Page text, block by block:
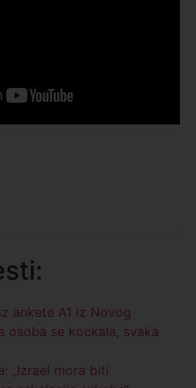
ankete A1 iz Novog
osoba se kockala, svaka
„Izrael mora biti